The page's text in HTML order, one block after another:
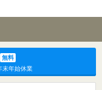
無料
年始休業